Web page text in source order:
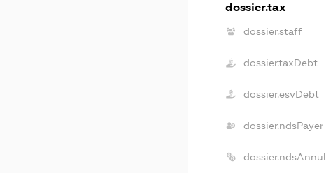
dossier.tax
dossier.staff
dossier.taxDebt
dossier.esvDebt
dossier.ndsPayer
dossier.ndsAnnul